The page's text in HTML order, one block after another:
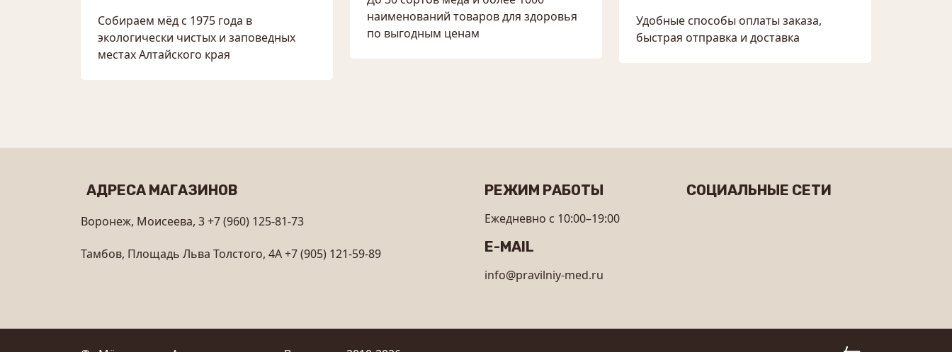
Собираем мёд с 1975 года в
экологически чистых и заповедных
местах Алтайского края
наименований товаров для здоровья
по выгодным ценам
Удобные способы оплаты заказа,
быстрая отправка и доставка
АДРЕСА МАГАЗИНОВ
Воронеж, Моисеева, 3+7 (960) 125-81-73
Тамбов, Площадь Льва Толстого, 4А+7 (905) 121-59-89
РЕЖИМ РАБОТЫ
Ежедневно с 10:00–19:00
E-MAIL
info@pravilniy-med.ru
СОЦИАЛЬНЫЕ СЕТИ